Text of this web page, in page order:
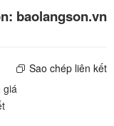
baolangson.vn
Sao chép liên kết
giá